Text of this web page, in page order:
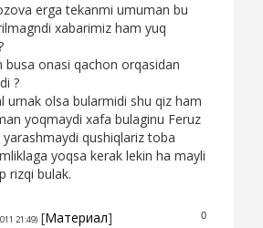
erga tekanmi umuman bu
xabarimiz ham yuq
busa onasi qachon orqasidan
?
urnak olsa bularmidi shu qiz ham
yoqmaydi xafa bulaginu Feruz
qushiqlariz toba
yoqsa kerak lekin ha mayli
rizqi bulak.
0
21:49) [Материал]